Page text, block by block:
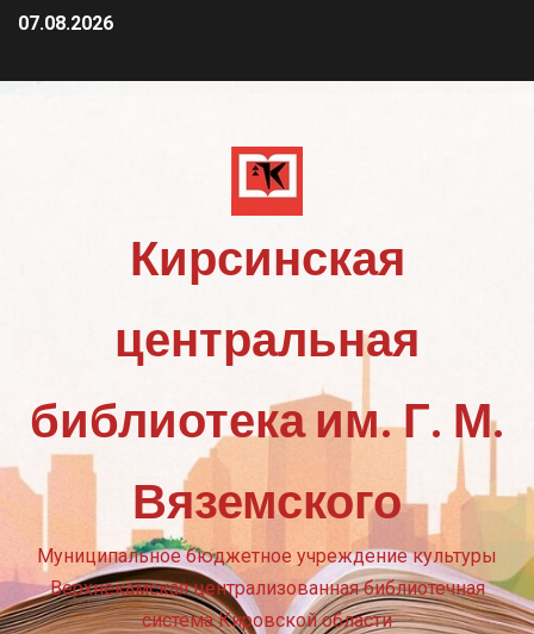
07.08.2026
Кирсинская
центральная
библиотека им. Г. М.
Вяземского
Муниципальное бюджетное учреждение культуры
Верхнекамская централизованная библиотечная
система Кировской области